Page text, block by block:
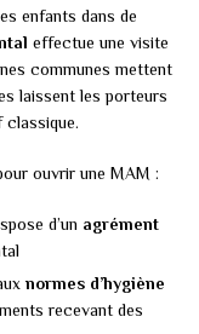
enfants dans de
effectue une visite
communes mettent
laissent les porteurs
ouvrir une MAM :
d’un agrément
normes d’hygiène
recevant des